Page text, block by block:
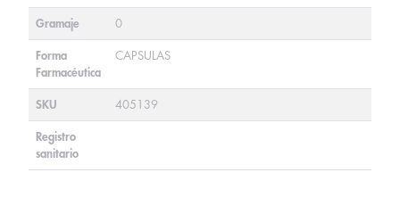
Gramaje 0
Forma
Farmacéutica
CAPSULAS
SKU 405139
Registro
sanitario